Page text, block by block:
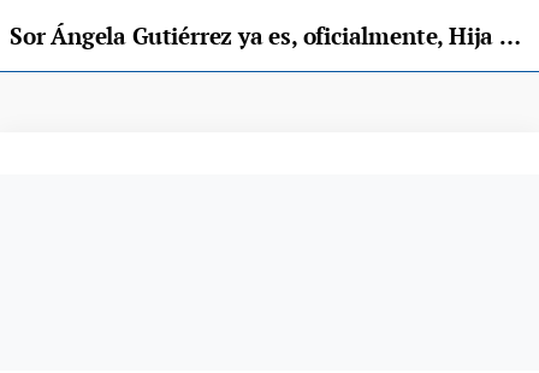
Sor Ángela Gutiérrez ya es, oficialmente, Hija Predilecta de Peñamellera Baja